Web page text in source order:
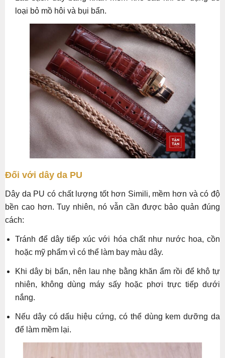
loại bỏ mồ hôi và bụi bẩn.
Đối với dây da PU
Dây da PU có chất lượng tốt hơn Simili, mềm hơn và có độ
bền cao hơn. Tuy nhiên, nó vẫn cần được bảo quản đúng
cách:
Tránh để dây tiếp xúc với hóa chất như nước hoa, cồn
hoặc mỹ phẩm vì có thể làm bay màu dây.
Khi dây bị bẩn, nên lau nhẹ bằng khăn ẩm rồi để khô tự
nhiên, không dùng máy sấy hoặc phơi trực tiếp dưới
nắng.
Nếu dây có dấu hiệu cứng, có thể dùng kem dưỡng da
để làm mềm lại.